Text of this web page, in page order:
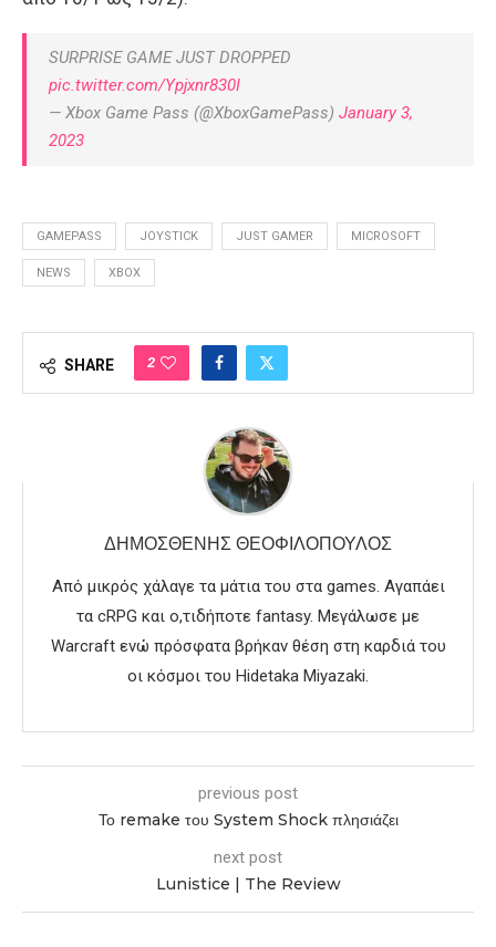
SURPRISE GAME JUST DROPPED
pic.twitter.com/Ypjxnr830I
— Xbox Game Pass (@XboxGamePass) January 3,
2023
GAMEPASS JOYSTICK JUST GAMER MICROSOFT
NEWS XBOX
SHARE 2
ΔΗΜΟΣΘΈΝΗΣ ΘΕΟΦΙΛΌΠΟΥΛΟΣ
Από μικρός χάλαγε τα μάτια του στα games. Αγαπάει
τα cRPG και ο,τιδήποτε fantasy. Μεγάλωσε με
Warcraft ενώ πρόσφατα βρήκαν θέση στη καρδιά του
οι κόσμοι του Hidetaka Miyazaki.
previous post
Το remake του System Shock πλησιάζει
next post
Lunistice | The Review